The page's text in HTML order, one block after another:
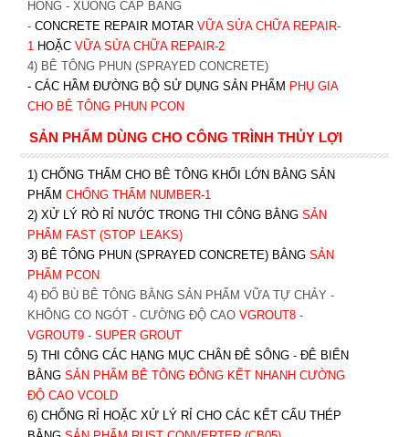
HỎNG - XUỐNG CẤP BẰNG
- CONCRETE REPAIR MOTAR VỮA SỬA CHỮA REPAIR-
1 HOẶC VỮA SỬA CHỮA REPAIR-2
4) BÊ TÔNG PHUN (SPRAYED CONCRETE)
- CÁC HẦM ĐƯỜNG BỘ SỬ DỤNG SẢN PHẨM PHỤ GIA
CHO BÊ TÔNG PHUN PCON
SẢN PHẨM DÙNG CHO CÔNG TRÌNH THỦY LỢI
1) CHỐNG THẤM CHO BÊ TÔNG KHỐI LỚN BẰNG SẢN
PHẨM CHỐNG THẤM NUMBER-1
2) XỬ LÝ RÒ RỈ NƯỚC TRONG THI CÔNG BẰNG SẢN
PHẨM FAST (STOP LEAKS)
3) BÊ TÔNG PHUN (SPRAYED CONCRETE) BẰNG SẢN
PHẨM PCON
4) ĐỔ BÙ BÊ TÔNG BẰNG SẢN PHẨM VỮA TỰ CHẢY -
KHÔNG CO NGÓT - CƯỜNG ĐỘ CAO VGROUT8-
VGROUT9- SUPER GROUT
5) THI CÔNG CÁC HẠNG MỤC CHÂN ĐÊ SÔNG - ĐÊ BIỂN
BẰNG SẢN PHẨM BÊ TÔNG ĐÔNG KẾT NHANH CƯỜNG
ĐỘ CAO VCOLD
6) CHỐNG RỈ HOẶC XỬ LÝ RỈ CHO CÁC KẾT CẤU THÉP